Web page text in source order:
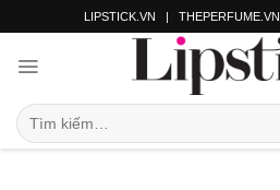
LIPSTICK.VN | THEPERFUME.VN